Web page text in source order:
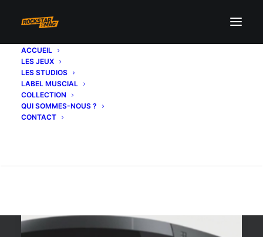
ACCUEIL
LES JEUX
LES STUDIOS
LABEL MUSCIAL
COLLECTION
QUI SOMMES-NOUS ?
CONTACT
réalité virutelle